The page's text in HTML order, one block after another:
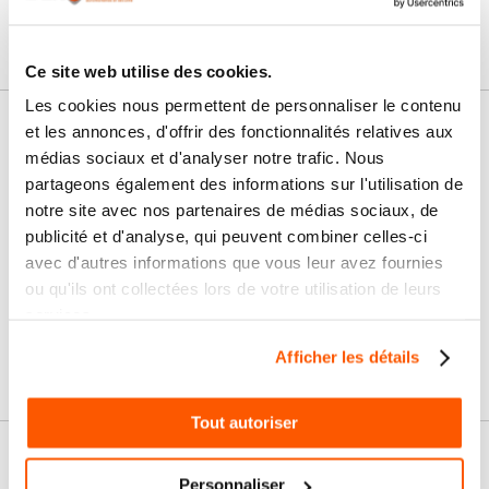
Ce site web utilise des cookies.
Les cookies nous permettent de personnaliser le contenu
et les annonces, d'offrir des fonctionnalités relatives aux
médias sociaux et d'analyser notre trafic. Nous
partageons également des informations sur l'utilisation de
notre site avec nos partenaires de médias sociaux, de
publicité et d'analyse, qui peuvent combiner celles-ci
avec d'autres informations que vous leur avez fournies
ou qu'ils ont collectées lors de votre utilisation de leurs
Afficher les détails
Tout autoriser
Personnaliser
Nos services
Paiement
100% sécurisé
Paiement en
3x sans frais
Livraison
SAV & Retours
Nos conseils